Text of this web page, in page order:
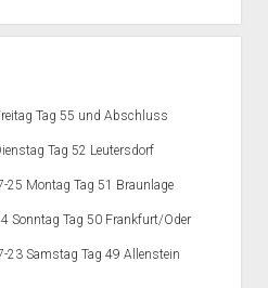
Tag 55 und Abschluss
Tag 52 Leutersdorf
25 Montag Tag 51 Braunlage
Sonntag Tag 50 Frankfurt/Oder
23 Samstag Tag 49 Allenstein